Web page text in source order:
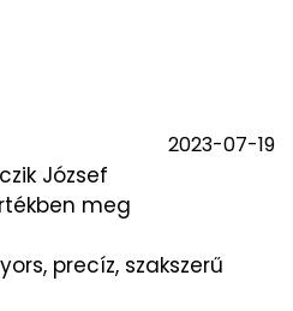
2023-07-19
József
meg
precíz, szakszerű